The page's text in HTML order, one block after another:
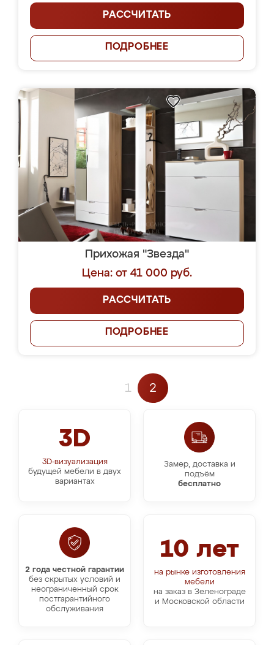
РАССЧИТАТЬ
ПОДРОБНЕЕ
Прихожая "Звезда"
Цена: от 41 000 руб.
РАССЧИТАТЬ
ПОДРОБНЕЕ
1 2
3D
3D-визуализация
будущей мебели в двух
вариантах
Замер, доставка и
подъём
бесплатно
10 лет
на рынке изготовления
мебели
на заказ в Зеленограде
и Московской области
2 года честной гарантии
без скрытых условий и
неограниченный срок
постгарантийного
обслуживания